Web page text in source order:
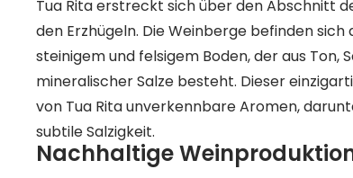
Tua Rita erstreckt sich über den Abschnitt
den Erzhügeln. Die Weinberge befinden
steinigem und felsigem Boden, der aus Ton,
mineralischer Salze besteht. Dieser
von Tua Rita unverkennbare Aromen,
subtile Salzigkeit.
Nachhaltige